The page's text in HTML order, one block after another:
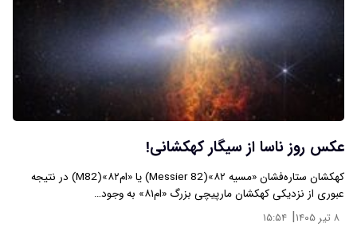
عکس روز ناسا از سیگار کهکشانی!
کهکشان ستاره‌فشان «مسیه ۸۲»(Messier 82) یا «ام۸۲»(M82) در نتیجه
عبوری از نزدیکی کهکشان مارپیچی بزرگ «ام۸۱» به وجود…
۸ تیر ۱۴۰۵ | ۱۵:۵۴